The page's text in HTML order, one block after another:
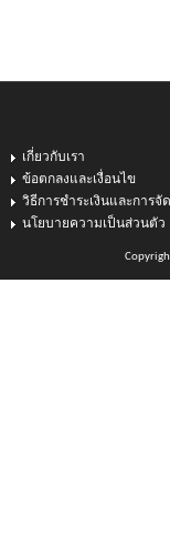
เกี่ยวกับเรา
ข้อตกลงและเงื่อนไข
วิธีการชำระเงินและการจั
นโยบายความเป็นส่วนตัว